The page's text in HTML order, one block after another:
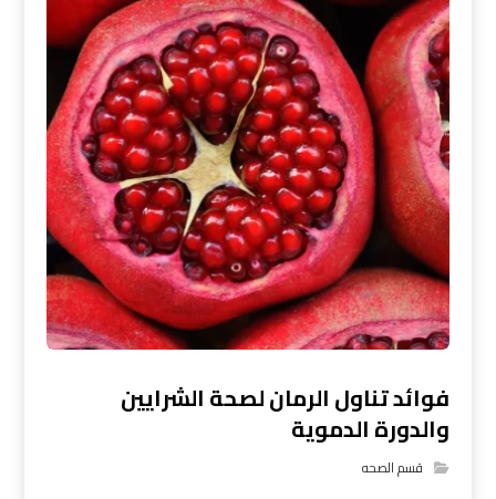
فوائد تناول الرمان لصحة الشرايين
والدورة الدموية
قسم الصحه